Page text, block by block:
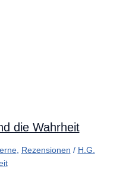
die Wahrheit
, Rezensionen / H.G.